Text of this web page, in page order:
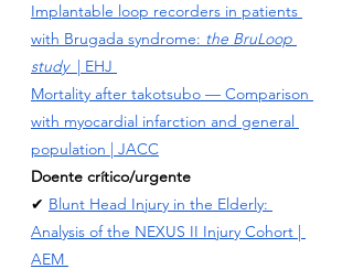
Implantable loop recorders in patients
with Brugada syndrome: the BruLoop
study | EHJ
Mortality after takotsubo — Comparison
with myocardial infarction and general
population | JACC
Doente crítico/urgente
✔ Blunt Head Injury in the Elderly:
Analysis of the NEXUS II Injury Cohort |
AEM